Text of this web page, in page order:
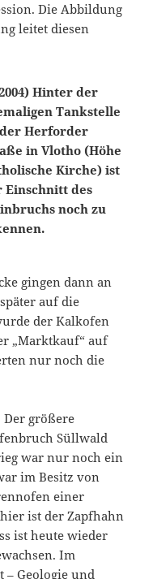
Die Abbildung
leitet diesen
gingen dann an
auf die
der Kalkofen
„Marktkauf“ auf
nur noch die
Der größere
Süllwald
war nur noch ein
im Besitz von
einer
ist der Zapfhahn
ist heute wieder
Im
– Geologie und